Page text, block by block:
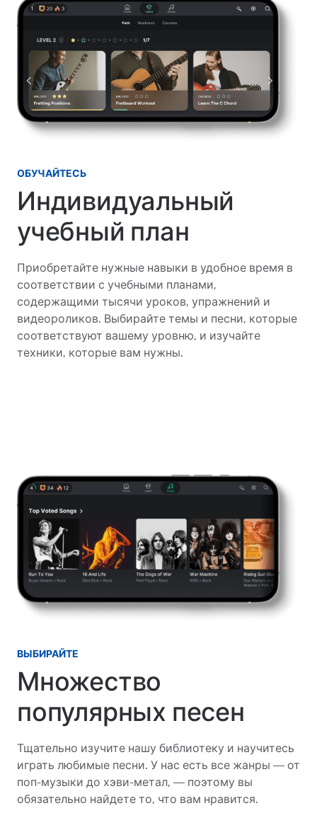
ОБУЧАЙТЕСЬ
Индивидуальный
учебный план
Приобретайте нужные навыки в удобное время в
соответствии с учебными планами,
содержащими тысячи уроков, упражнений и
видеороликов. Выбирайте темы и песни, которые
соответствуют вашему уровню, и изучайте
техники, которые вам нужны.
ВЫБИРАЙТЕ
Множество
популярных песен
Тщательно изучите нашу библиотеку и научитесь
играть любимые песни. У нас есть все жанры — от
поп-музыки до хэви-метал, — поэтому вы
обязательно найдете то, что вам нравится.